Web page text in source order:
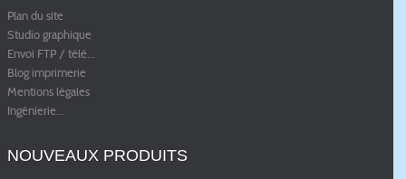
Plan du site
Studio graphique
Envoi FTP / télé...
Blog imprimerie
Mentions légales
Ingénierie...
NOUVEAUX PRODUITS